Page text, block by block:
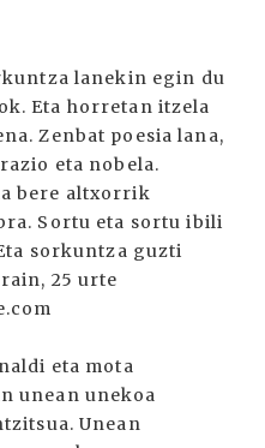
lanekin egin du
Eta horretan itzela
Zenbat poesia lana,
eta nobela.
bere altxorrik
Sortu eta sortu ibili
sorkuntza guzti
25 urte
eta mota
unean unekoa
Unean